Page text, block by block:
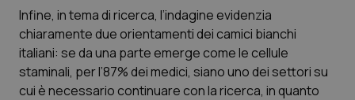
Umbria
Valle D’Aosta
Oftalmologia
Oncodermatologia
Infine, in tema di ricerca, l’indagine evidenzia
chiaramente due orientamenti dei camici bianchi
italiani: se da una parte emerge come le cellule
staminali, per l’87% dei medici, siano uno dei settori su
cui è necessario continuare con la ricerca, in quanto